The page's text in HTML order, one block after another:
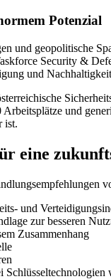
Potenzial
und geopolitische
Security &
und
und
ist.
eine
und
zur besseren
Zusammenhang